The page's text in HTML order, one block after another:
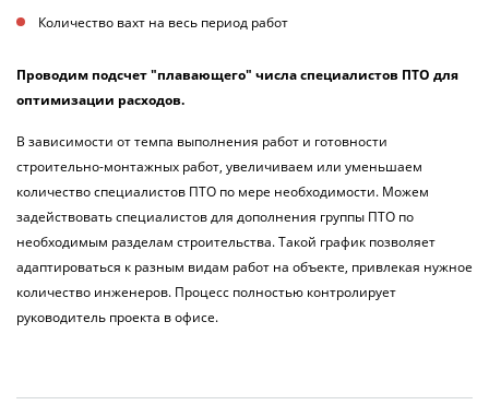
Количество вахт на весь период работ
Проводим подсчет "плавающего" числа специалистов ПТО для
оптимизации расходов.
В зависимости от темпа выполнения работ и готовности
строительно-монтажных работ, увеличиваем или уменьшаем
количество специалистов ПТО по мере необходимости. Можем
задействовать специалистов для дополнения группы ПТО по
необходимым разделам строительства. Такой график позволяет
адаптироваться к разным видам работ на объекте, привлекая нужное
количество инженеров. Процесс полностью контролирует
руководитель проекта в офисе.